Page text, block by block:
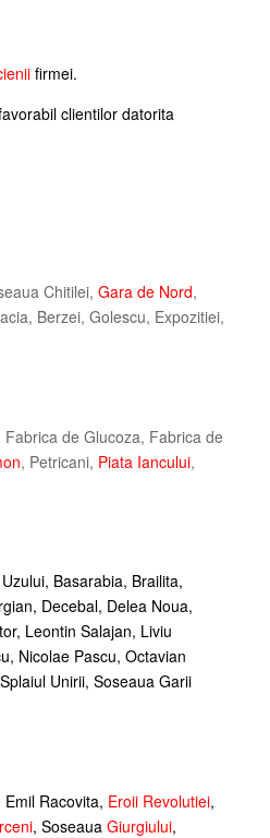
firmei.
clientilor datorita
Chitilei, Gara de Nord,
Berzei, Golescu, Expozitiei,
Fabrica de Glucoza, Fabrica de
, Petricani, Piata Iancului,
Basarabia, Brailita,
Decebal, Delea Noua,
Leontin Salajan, Liviu
Nicolae Pascu, Octavian
Unirii, Soseaua Garii
Racovita, Eroii Revolutiei,
, Soseaua Giurgiului,